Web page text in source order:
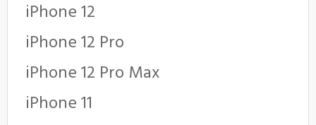
iPhone 12
iPhone 12 Pro
iPhone 12 Pro Max
iPhone 11